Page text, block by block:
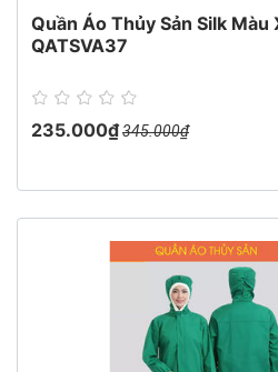
Quần Áo Thủy Sản Silk Màu
QATSVA37
235.000₫345.000₫